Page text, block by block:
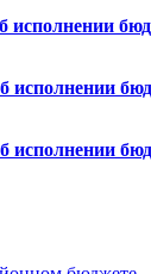
исполнении
исполнении
исполнении